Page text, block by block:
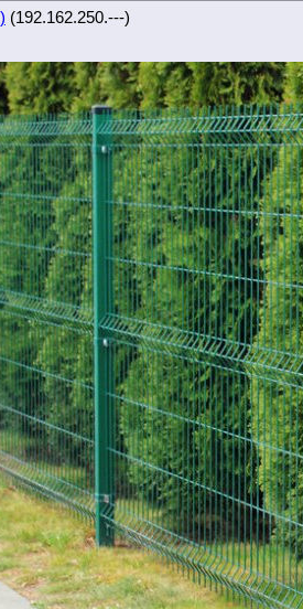
(192.162.250.---)